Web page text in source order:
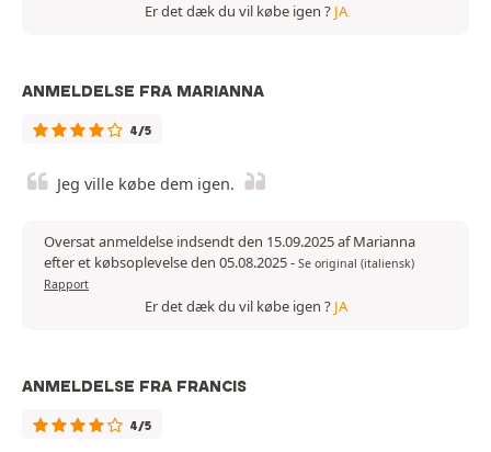
Er det dæk du vil købe igen ? JA
ANMELDELSE FRA MARIANNA
4/5
Jeg ville købe dem igen.
Oversat anmeldelse indsendt den 15.09.2025 af Marianna
efter et købsoplevelse den 05.08.2025- Se original (italiensk)
Rapport
Er det dæk du vil købe igen ? JA
ANMELDELSE FRA FRANCIS
4/5